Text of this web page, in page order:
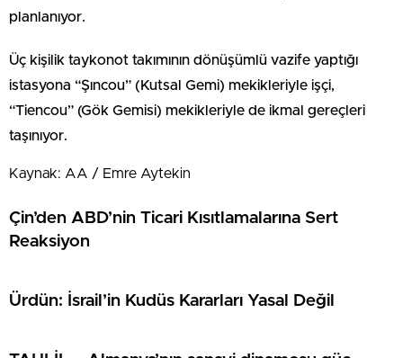
planlanıyor.
Üç kişilik taykonot takımının dönüşümlü vazife yaptığı
istasyona “Şıncou” (Kutsal Gemi) mekikleriyle işçi,
“Tiencou” (Gök Gemisi) mekikleriyle de ikmal gereçleri
taşınıyor.
Kaynak: AA / Emre Aytekin
Çin’den ABD’nin Ticari Kısıtlamalarına Sert
Reaksiyon
Ürdün: İsrail’in Kudüs Kararları Yasal Değil